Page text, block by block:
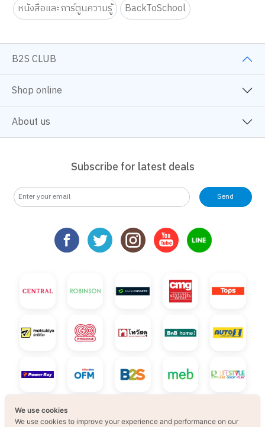
หนังสือและการ์ตูนความรู้
BackToSchool
B2S CLUB
Shop online
About us
Subscribe for latest deals
Send
We use cookies
We use cookies to improve your experience and performance on our